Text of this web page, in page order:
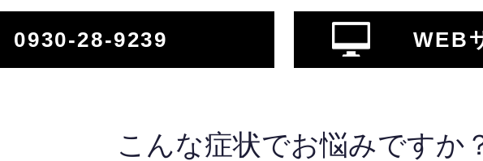
0930-28-9239 WEB
こんな症状でお悩みですか